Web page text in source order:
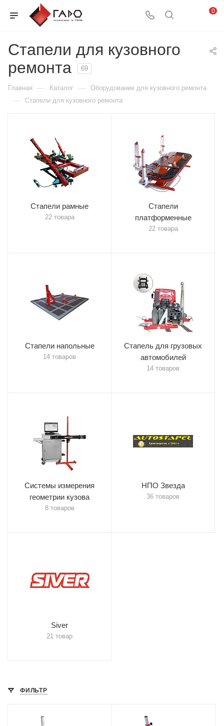
0
Стапели для кузовного
ремонта
69
Главная — Каталог — Оборудование для кузовного ремонта
— Стапели для кузовного ремонта
Стапели рамные
22 товара
Стапели
платформенные
22 товара
Стапели напольные
14 товаров
Стапель для грузовых
автомобилей
14 товаров
Системы измерения
геометрии кузова
8 товаров
НПО Звезда
36 товаров
Siver
21 товар
ФИЛЬТР